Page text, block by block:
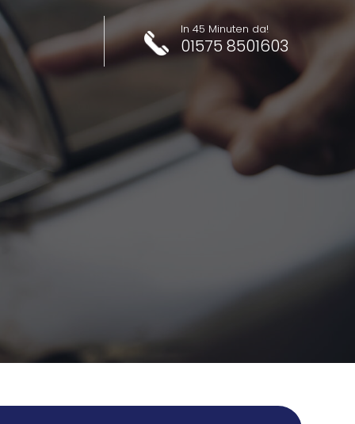
In 45 Minuten da!
01575 8501603